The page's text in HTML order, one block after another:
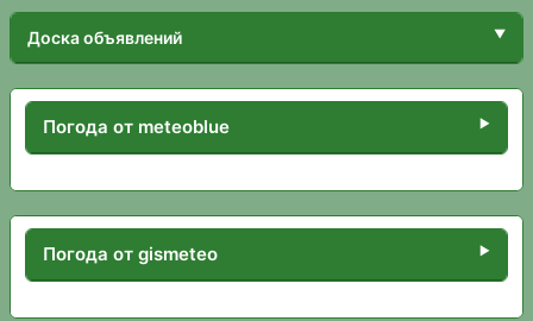
Доска объявлений
Погода от meteoblue
Погода от gismeteo